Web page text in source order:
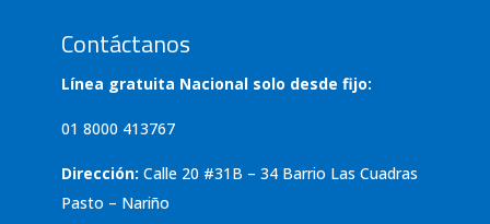
Contáctanos
Línea gratuita Nacional solo desde fijo:
01 8000 413767
Dirección: Calle 20 #31B – 34 Barrio Las Cuadras
Pasto – Nariño